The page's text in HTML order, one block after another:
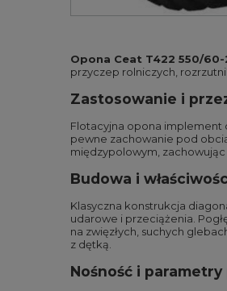
Opona Ceat T422 550/60-
przyczep rolniczych,
Zastosowanie i
Flotacyjna opona implement
pewne zachowanie pod
międzypolowym,
Budowa i
Klasyczna konstrukcja
udarowe i przeciążenia.
na zwięzłych, suchych
z dętką.
Nośność i parametry